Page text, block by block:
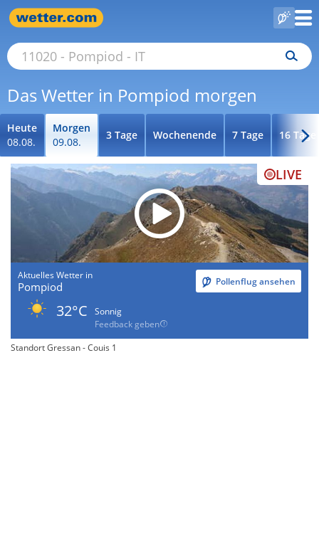
Das Wetter in Pompiod morgen
Heute
08.08.
Morgen
09.08.
3 Tage Wochenende 7 Tage 16 Tage
LIVE
Aktuelles Wetter in
Pompiod Pollenflug ansehen
32°C
Sonnig
Feedback geben
Standort Gressan - Couis 1